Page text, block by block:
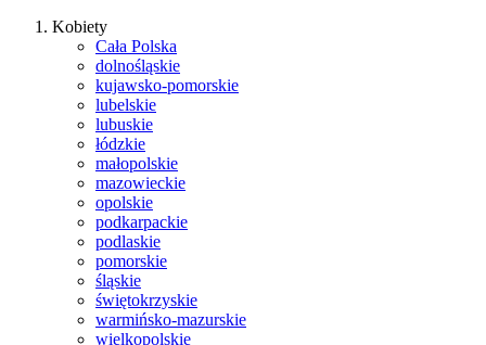
Kobiety
Cała Polska
dolnośląskie
kujawsko-pomorskie
lubelskie
lubuskie
łódzkie
małopolskie
mazowieckie
opolskie
podkarpackie
podlaskie
pomorskie
śląskie
świętokrzyskie
warmińsko-mazurskie
wielkopolskie